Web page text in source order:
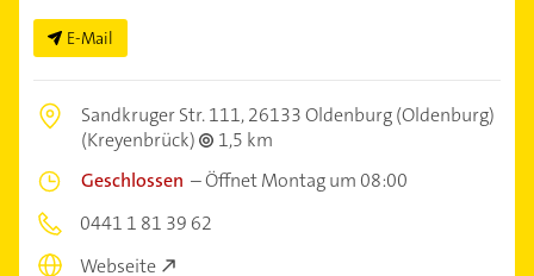
E-Mail
Sandkruger Str. 111,26133 Oldenburg (Oldenburg)
(Kreyenbrück)
1,5 km
Geschlossen –Öffnet Montag um 08:00
0441 1 81 39 62
Webseite